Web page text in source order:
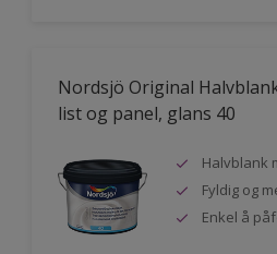
Nordsjö Original
list og panel, glans 40
Halvblank
Fyldig og
Enkel å